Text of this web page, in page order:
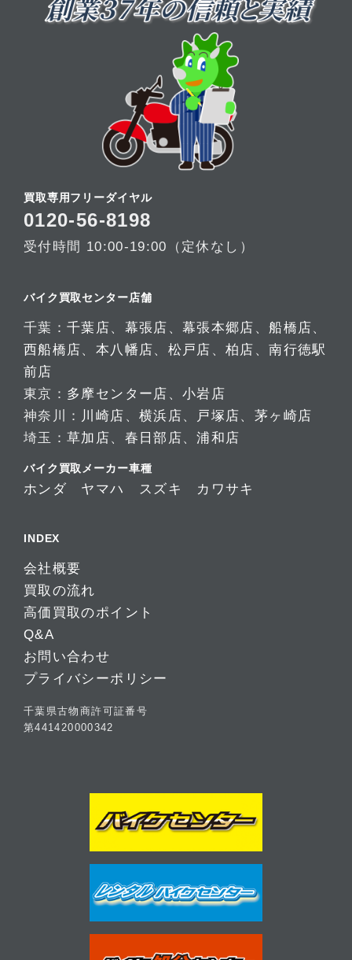
買取専用フリーダイヤル
0120-56-8198
受付時間 10:00-19:00（定休なし）
バイク買取センター店舗
千葉：千葉店、 幕張店 、幕張本郷店 、船橋店、
西船橋店、 本八幡店、 松戸店 、柏店 、南行徳駅
前店
東京： 多摩センター店 、 小岩店
神奈川： 川崎店 、 横浜店、 戸塚店、 茅ヶ崎店
埼玉：草加店、 春日部店、浦和店
バイク買取メーカー車種
ホンダ ヤマハ スズキ カワサキ
INDEX
会社概要
買取の流れ
高価買取のポイント
Q&A
お問い合わせ
プライバシーポリシー
千葉県古物商許可証番号
第441420000342